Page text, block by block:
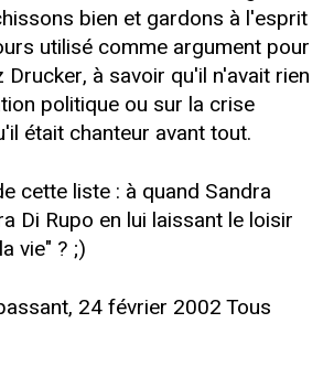
bien et gardons à l'esprit
utilisé comme argument pour
Drucker, à savoir qu'il n'avait rien
politique ou sur la crise
était chanteur avant tout.
cette liste : à quand Sandra
Di Rupo en lui laissant le loisir
vie" ? ;)
24 février 2002 Tous